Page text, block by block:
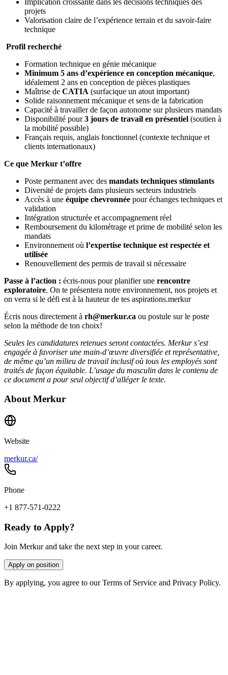
projets
Valorisation claire de l’expérience terrain et du savoir-faire
technique
Profil recherché
Formation technique en génie mécanique
Minimum 5 ans d’expérience en conception mécanique,
idéalement 2 ans en conception de pièces plastiques
Maîtrise de CATIA (surfacique un atout important)
Solide raisonnement mécanique et sens de la fabrication
Capacité à travailler de façon autonome sur plusieurs mandats
Disponibilité pour3 jours de travail en présentiel (soutien à
la mobilité possible)
Français requis, anglais fonctionnel (contexte technique et
clients internationaux)
Ce que Merkur t’offre
Poste permanent avec des mandats techniques stimulants
Diversité de projets dans plusieurs secteurs industriels
Accès à une équipe chevronnée pour échanges techniques et
validation
Intégration structurée et accompagnement réel
Remboursement du kilométrage et prime de mobilité selon les
mandats
Environnement où l’expertise technique est respectée et
utilisée
Renouvellement des permis de travail si nécessaire
Passe à l’action : écris-nous pour planifier une rencontre
exploratoire. On te présentera notre environnement, nos projets et
on verra si le défi est à la hauteur de tes aspirations.merkur
Écris nous directement à rh@merkur.ca ou postule sur le poste
selon la méthode de ton choix!
Seules les candidatures retenues seront contactées. Merkur s’est
engagée à favoriser une main-d’œuvre diversifiée et représentative,
de même qu’un milieu de travail inclusif où tous les employés sont
traités de façon équitable. L’usage du masculin dans le contenu de
ce document a pour seul objectif d’alléger le texte.
About Merkur
Website
merkur.ca/
Phone
+1 877-571-0222
Ready to Apply?
Join Merkur and take the next step in your career.
Apply on position
By applying, you agree to our Terms of Service and Privacy Policy.